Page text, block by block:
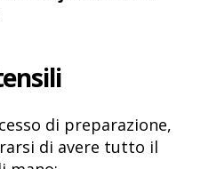
di preparazione,
di avere tutto il